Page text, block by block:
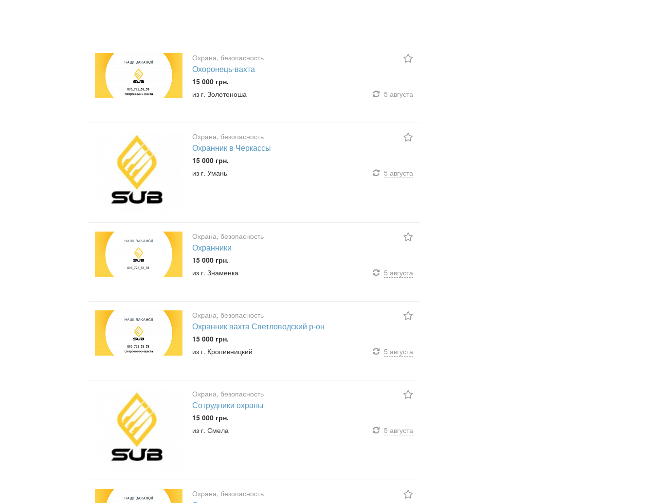
Охрана, безопасность
Охоронець-вахта
15 000 грн.
из г. Золотоноша
5 августа
Охрана, безопасность
Охранник в Черкассы
15 000 грн.
из г. Умань
5 августа
Охрана, безопасность
Охранники
15 000 грн.
из г. Знаменка
5 августа
Охрана, безопасность
Охранник вахта Светловодский р-он
15 000 грн.
из г. Кропивницкий
5 августа
Охрана, безопасность
Сотрудники охраны
15 000 грн.
из г. Смела
5 августа
Охрана, безопасность